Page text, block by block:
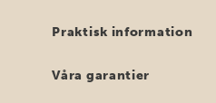
Praktisk information
Våra garantier